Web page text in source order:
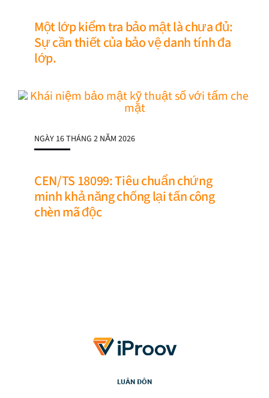
Một lớp kiểm tra bảo mật là chưa đủ:
Sự cần thiết của bảo vệ danh tính đa
lớp.
NGÀY 16 THÁNG 2 NĂM 2026
CEN/TS 18099: Tiêu chuẩn chứng
minh khả năng chống lại tấn công
chèn mã độc
LUÂN ĐÔN